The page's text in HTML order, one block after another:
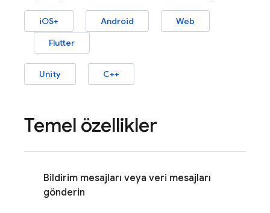
iOS+ Android
Web
Flutter
Unity C++
Temel özellikler
Bildirim mesajları veya veri mesajları
gönderin